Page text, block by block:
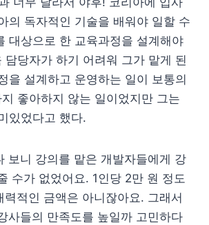
의 독자적인 기술을 배워야 일할 수
대상으로 한 교육과정을 설계해야
담당자가 하기 어려워 그가 맡게 된
을 설계하고 운영하는 일이 보통의
좋아하지 않는 일이었지만 그는
있었다고 했다.
보니 강의를 맡은 개발자들에게 강
수가 없었어요. 1인당 2만 원 정도
력적인 금액은 아니잖아요. 그래서
사들의 만족도를 높일까 고민하다